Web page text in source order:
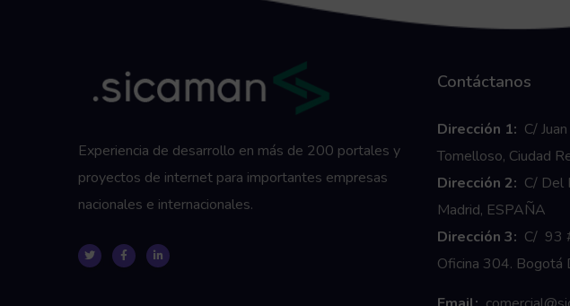
Experiencia de desarrollo en más de 200 portales y
proyectos de internet para importantes empresas
nacionales e internacionales.
Contáctanos
Dirección 1: C/
Tomelloso, Ciudad
Dirección 2: C/ Del
Madrid, ESPAÑA
Dirección 3: C/ 93
Oficina 304. Bogotá